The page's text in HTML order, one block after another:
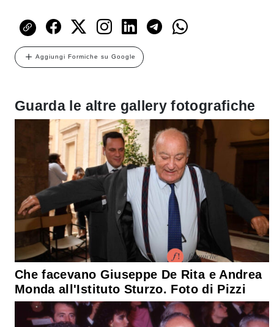
Aggiungi Formiche su Google
Guarda le altre gallery fotografiche
Che facevano Giuseppe De Rita e Andrea
Monda all'Istituto Sturzo. Foto di Pizzi